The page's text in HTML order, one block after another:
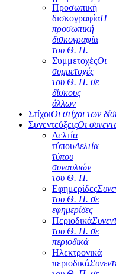
Προσωπική
δισκογραφίαΗ
προσωπική
δισκογραφία
του Θ. Π.
ΣυμμετοχέςΟι
συμμετοχές
του Θ. Π. σε
δίσκους
άλλων
ΣτίχοιΟι στίχοι των
ΣυνεντεύξειςΟι
Δελτία
τύπουΔελτία
τύπου
συναυλιών
του Θ. Π.
Εφημερίδες
του Θ. Π. σε
εφημερίδες
Περιοδικά
του Θ. Π. σε
περιοδικά
Ηλεκτρονικά
περιοδικά